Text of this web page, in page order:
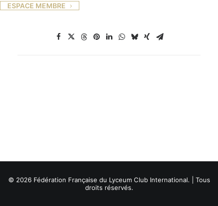
ESPACE MEMBRE
© 2026 Fédération Française du Lyceum Club International. | Tous
droits réservés.